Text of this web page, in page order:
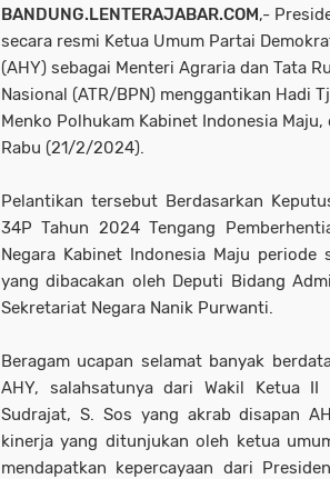
BANDUNG.LENTERAJABAR.COM,-
secara resmi Ketua Umum Partai
(AHY) sebagai Menteri Agraria dan Tata
Nasional (ATR/BPN) menggantikan Hadi
Menko Polhukam Kabinet Indonesia Maju,
Rabu (21/2/2024).
Pelantikan tersebut Berdasarkan
34P Tahun 2024 Tengang
Negara Kabinet Indonesia Maju
yang dibacakan oleh Deputi Bidang
Sekretariat Negara Nanik Purwanti.
Beragam ucapan selamat banyak
AHY, salahsatunya dari Wakil Ketua
Sudrajat, S. Sos yang akrab disapan
kinerja yang ditunjukan oleh ketua
mendapatkan kepercayaan dari